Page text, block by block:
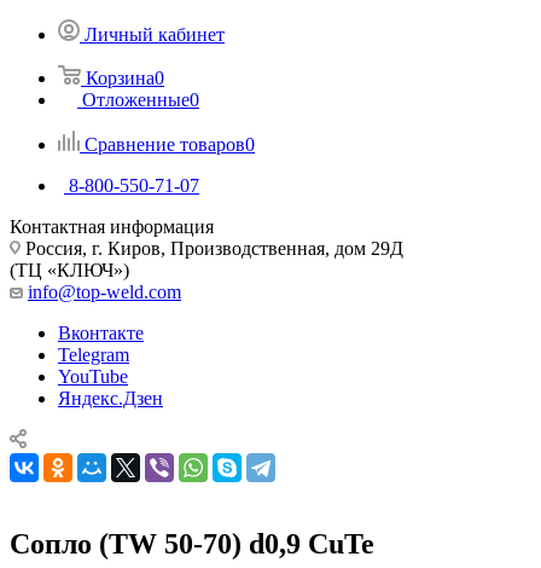
Личный кабинет
Корзина0
Отложенные0
Сравнение товаров0
8-800-550-71-07
Контактная информация
Россия, г. Киров, Производственная, дом 29Д
(ТЦ «КЛЮЧ»)
info@top-weld.com
Вконтакте
Telegram
YouTube
Яндекс.Дзен
Сопло (TW 50-70) d0,9 CuTe